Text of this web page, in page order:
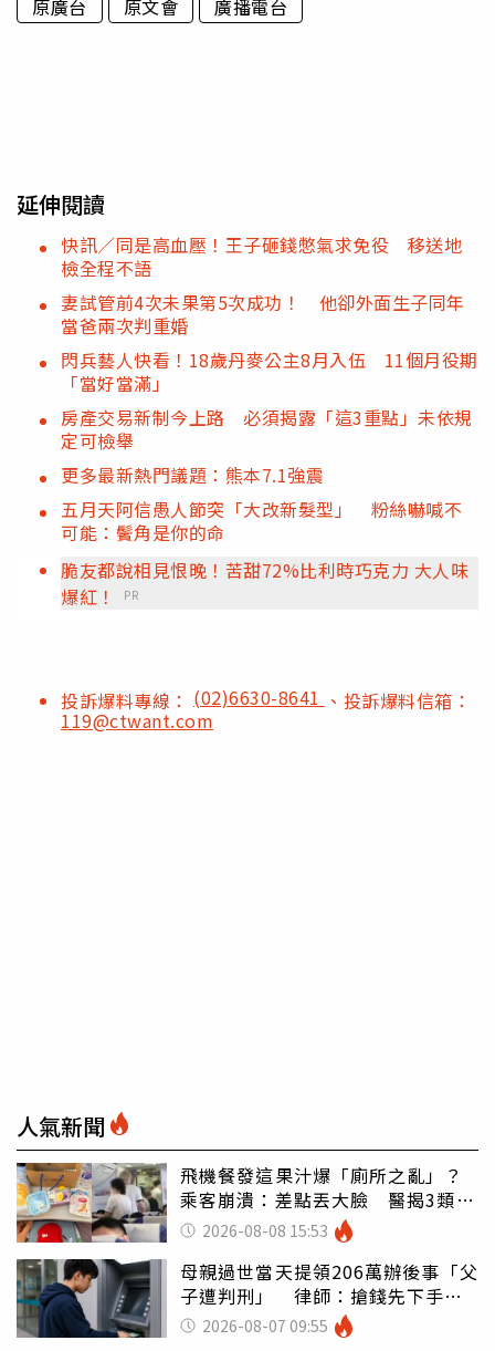
原廣台 原文會 廣播電台
延伸閱讀
快訊／同是高血壓！王子砸錢憋氣求免役 移送地
檢全程不語
妻試管前4次未果第5次成功！ 他卻外面生子同年
當爸兩次判重婚
閃兵藝人快看！18歲丹麥公主8月入伍 11個月役期
「當好當滿」
房產交易新制今上路 必須揭露「這3重點」未依規
定可檢舉
更多最新熱門議題：熊本7.1強震
五月天阿信愚人節突「大改新髮型」 粉絲嚇喊不
可能：鬢角是你的命
脆友都說相見恨晚！苦甜72%比利時巧克力 大人味
爆紅！
PR
投訴爆料專線： (02)6630-8641 、投訴爆料信箱：
119@ctwant.com
人氣新聞
飛機餐發這果汁爆「廁所之亂」？
乘客崩潰：差點丟大臉 醫揭3類人
別亂喝
2026-08-08 15:53
母親過世當天提領206萬辦後事「父
子遭判刑」 律師：搶錢先下手是
罪 2026-08-07 09:55